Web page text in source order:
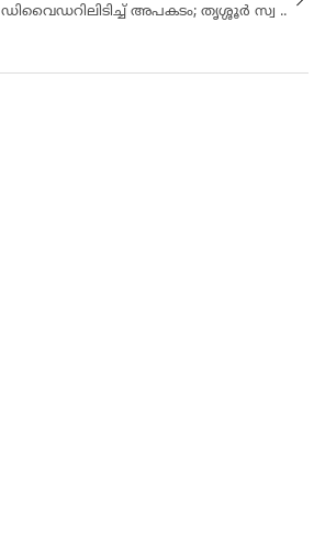
ഡിവൈഡറിലിടിച്ച് അപകടം; തൃശ്ശൂർ സ്വ ..